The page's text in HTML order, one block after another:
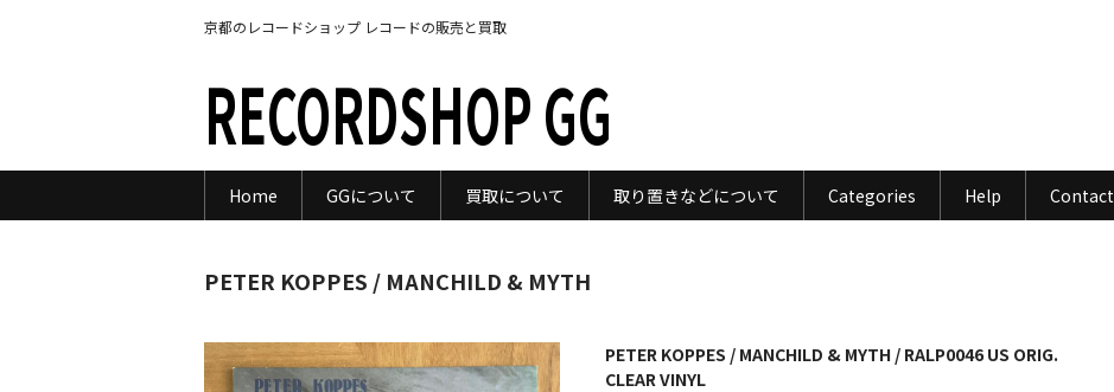
京都のレコードショップ レコードの販売と買取
RECORDSHOP GG
Home GGについて 買取について 取り置きなどについて Categories Help Contact
PETER KOPPES / MANCHILD & MYTH
PETER KOPPES / MANCHILD & MYTH / RALP0046 US ORIG.
CLEAR VINYL